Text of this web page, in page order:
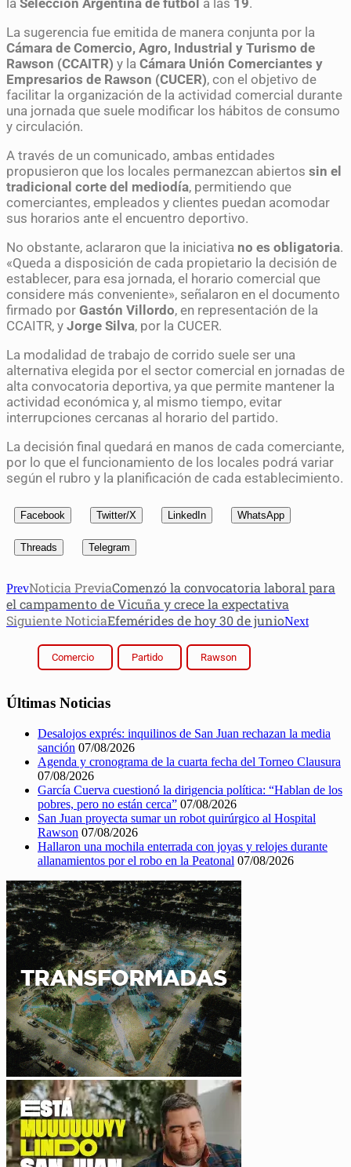
la Selección Argentina de fútbol a las 19.
La sugerencia fue emitida de manera conjunta por la
Cámara de Comercio, Agro, Industrial y Turismo de
Rawson (CCAITR) y la Cámara Unión Comerciantes y
Empresarios de Rawson (CUCER), con el objetivo de
facilitar la organización de la actividad comercial durante
una jornada que suele modificar los hábitos de consumo
y circulación.
A través de un comunicado, ambas entidades
propusieron que los locales permanezcan abiertos sin el
tradicional corte del mediodía, permitiendo que
comerciantes, empleados y clientes puedan acomodar
sus horarios ante el encuentro deportivo.
No obstante, aclararon que la iniciativa no es obligatoria.
«Queda a disposición de cada propietario la decisión de
establecer, para esa jornada, el horario comercial que
considere más conveniente», señalaron en el documento
firmado por Gastón Villordo, en representación de la
CCAITR, y Jorge Silva, por la CUCER.
La modalidad de trabajo de corrido suele ser una
alternativa elegida por el sector comercial en jornadas de
alta convocatoria deportiva, ya que permite mantener la
actividad económica y, al mismo tiempo, evitar
interrupciones cercanas al horario del partido.
La decisión final quedará en manos de cada comerciante,
por lo que el funcionamiento de los locales podrá variar
según el rubro y la planificación de cada establecimiento.
Facebook Twitter/X LinkedIn WhatsApp
Threads Telegram
PrevNoticia PreviaComenzó la convocatoria laboral para
el campamento de Vicuña y crece la expectativa
Siguiente NoticiaEfemérides de hoy 30 de junioNext
Comercio Partido Rawson
Últimas Noticias
Desalojos exprés: inquilinos de San Juan rechazan la media
sanción 07/08/2026
Agenda y cronograma de la cuarta fecha del Torneo Clausura
07/08/2026
García Cuerva cuestionó la dirigencia política: “Hablan de los
pobres, pero no están cerca” 07/08/2026
San Juan proyecta sumar un robot quirúrgico al Hospital
Rawson 07/08/2026
Hallaron una mochila enterrada con joyas y relojes durante
allanamientos por el robo en la Peatonal 07/08/2026